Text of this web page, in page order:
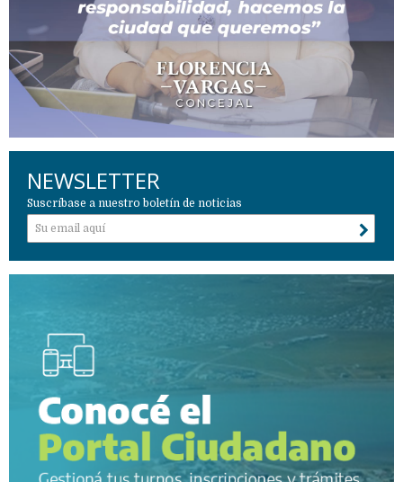
NEWSLETTER
Suscríbase a nuestro boletín de noticias